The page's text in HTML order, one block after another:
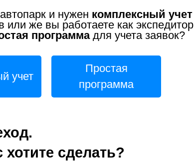
и нужен комплексный учет
или же вы работаете как экспедитор
программадля учета заявок?
учет
Простая
программа
сделать?